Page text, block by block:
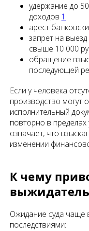
удержание до
доходов 1
арест
запрет на
свыше 10 000
обращение
последующей
Если у человека
производство могут
исполнительный
повторно в пределах
означает, что
изменении
К чему
Ожидание суда чаще
последствиями: